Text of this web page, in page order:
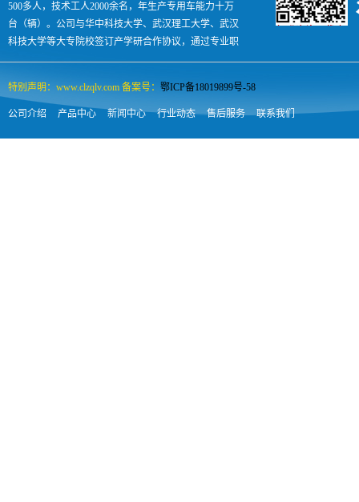
500多人，技术工人2000余名，年生产专用车能力十万
台（辆）。公司与华中科技大学、武汉理工大学、武汉
科技大学等大专院校签订产学研合作协议，通过专业职
业技术培训每年向社会输出各类汽车人才500余人，是
特别声明：www.clzqlv.com 备案号： 鄂ICP备18019899号-58
公司介绍 产品中心 新闻中心 行业动态 售后服务 联系我们